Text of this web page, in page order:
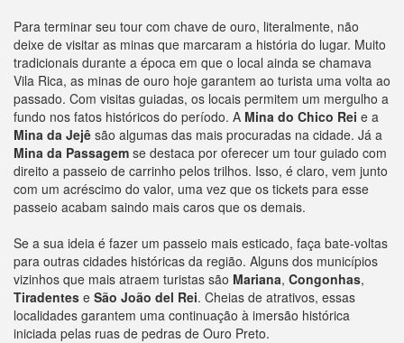
Para terminar seu tour com chave de ouro, literalmente, não
deixe de visitar as minas que marcaram a história do lugar. Muito
tradicionais durante a época em que o local ainda se chamava
Vila Rica, as minas de ouro hoje garantem ao turista uma volta ao
passado. Com visitas guiadas, os locais permitem um mergulho a
fundo nos fatos históricos do período. A Mina do Chico Rei e a
Mina da Jejê são algumas das mais procuradas na cidade. Já a
Mina da Passagem se destaca por oferecer um tour guiado com
direito a passeio de carrinho pelos trilhos. Isso, é claro, vem junto
com um acréscimo do valor, uma vez que os tickets para esse
passeio acabam saindo mais caros que os demais.
Se a sua ideia é fazer um passeio mais esticado, faça bate-voltas
para outras cidades históricas da região. Alguns dos municípios
vizinhos que mais atraem turistas são Mariana, Congonhas,
Tiradentes e São João del Rei. Cheias de atrativos, essas
localidades garantem uma continuação à imersão histórica
iniciada pelas ruas de pedras de Ouro Preto.